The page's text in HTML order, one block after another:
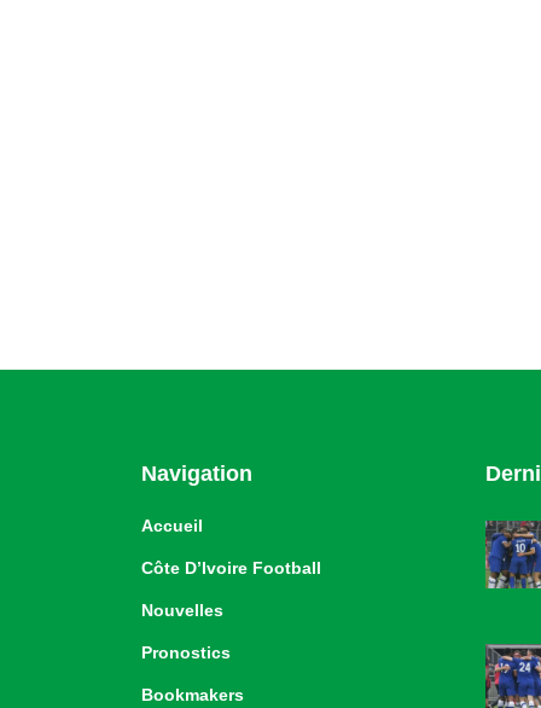
Navigation
Accueil
Côte D’Ivoire Football
Nouvelles
Pronostics
Bookmakers